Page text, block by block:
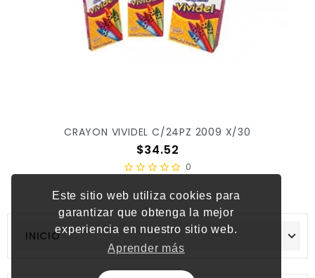
Este sitio web utiliza cookies para
garantizar que obtenga la mejor
experiencia en nuestro sitio web.
Aprender más
INICIO
CRAYON VIVIDEL C/24PZ 2009 X/30
Precio
$34.52
0